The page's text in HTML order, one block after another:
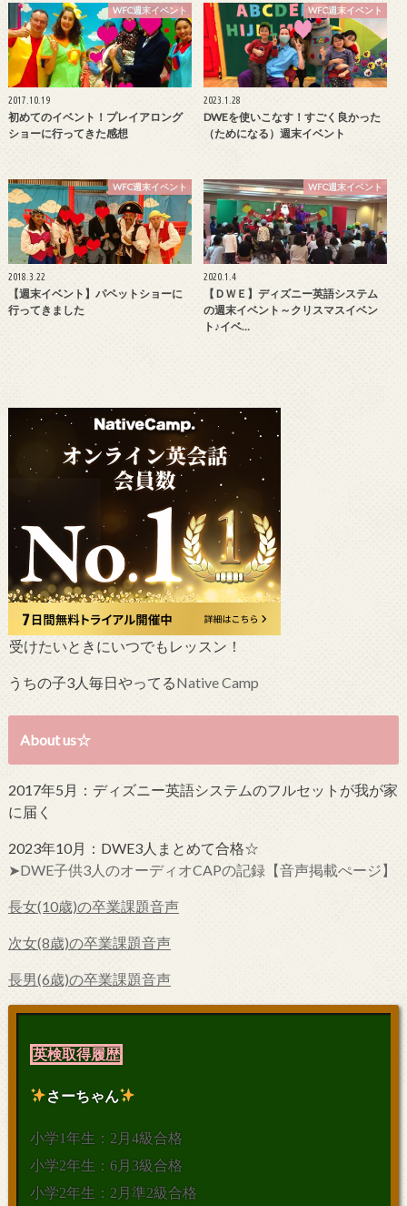
WFC週末イベント
2017.10.19
初めてのイベント！プレイアロング
ショーに行ってきた感想
WFC週末イベント
2023.1.28
DWEを使いこなす！すごく良かった
（ためになる）週末イベント
WFC週末イベント
2018.3.22
【週末イベント】パペットショーに
行ってきました
WFC週末イベント
2020.1.4
【ＤＷＥ】ディズニー英語システム
の週末イベント～クリスマスイベン
ト♪イベ…
受けたいときにいつでもレッスン！
うちの子3人毎日やってるNative Camp
About us☆
2017年5月：ディズニー英語システムのフルセットが我が家
に届く
2023年10月：DWE3人まとめて合格☆
➤DWE子供3人のオーディオCAPの記録【音声掲載ぺージ】
長女(10歳)の卒業課題音声
次女(8歳)の卒業課題音声
長男(6歳)の卒業課題音声
英検取得履歴
さーちゃん
小学1年生：2月4級合格
小学2年生：6月3級合格
小学2年生：2月準2級合格